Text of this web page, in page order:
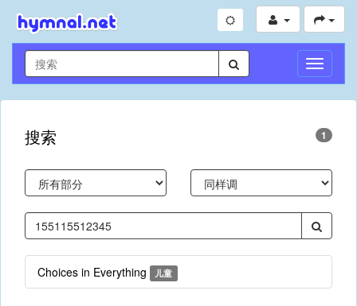
切
换
导
搜索 1
Choices in Everything 儿童